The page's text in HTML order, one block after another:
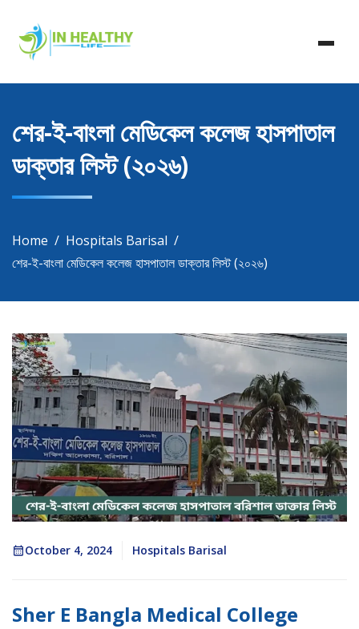
content
In Healthy Life
In Healthy Life, Healthy Life, Health Life, Doctor List,
Doctor Listing
শের-ই-বাংলা মেডিকেল কলেজ হাসপাতাল
ডাক্তার লিস্ট (২০২৬)
Home
Hospitals Barisal
শের-ই-বাংলা মেডিকেল কলেজ হাসপাতাল ডাক্তার লিস্ট (২০২৬)
October 4, 2024 Hospitals Barisal
Sher E Bangla Medical College